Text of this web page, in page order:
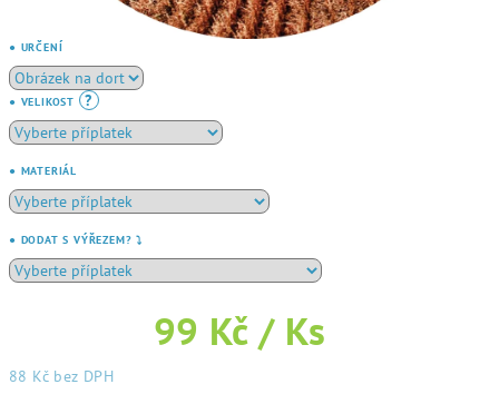
● URČENÍ
● VELIKOST ?
● MATERIÁL
● DODAT S VÝŘEZEM? ⤵️
99 Kč / Ks
88 Kč bez DPH